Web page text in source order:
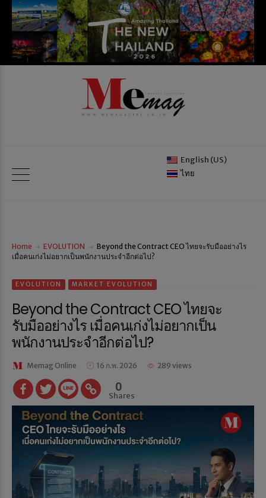
English (US)
ไทย
Home EVOLUTION
Beyond the Contract CEO ไทยจะรับมืออย่างไร
เมื่อคนเก่งไม่อยากเป็นพนักงานประจำอีกต่อไป?
EVOLUTION MARKET EVOLUTION
Beyond the Contract CEO ไทยจะ
รับมืออย่างไร เมื่อคนเก่งไม่อยากเป็น
พนักงานประจำอีกต่อไป?
Memag Online 16 ก.พ. 2026 289 views
0
Shares